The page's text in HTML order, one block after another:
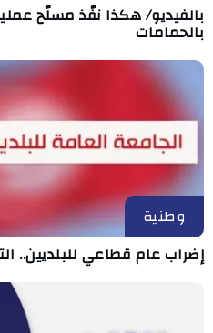
بالفيديو/ هكذا نفّذ مسلّح
بالحمامات
وطنية
إضراب عام قطاعي للبلديين..